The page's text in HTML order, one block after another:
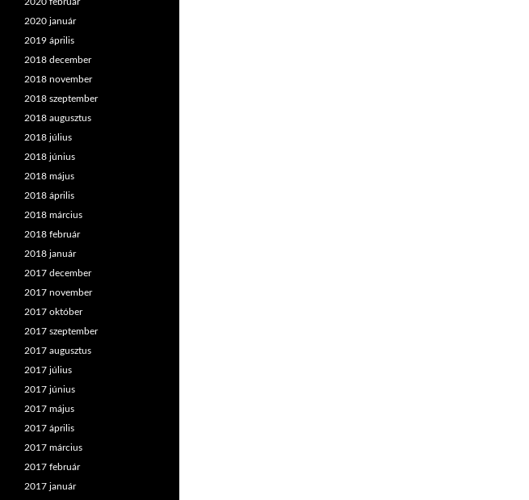
2020 január
2019 április
2018 december
2018 november
2018 szeptember
2018 augusztus
2018 július
2018 június
2018 május
2018 április
2018 március
2018 február
2018 január
2017 december
2017 november
2017 október
2017 szeptember
2017 augusztus
2017 július
2017 június
2017 május
2017 április
2017 március
2017 február
2017 január